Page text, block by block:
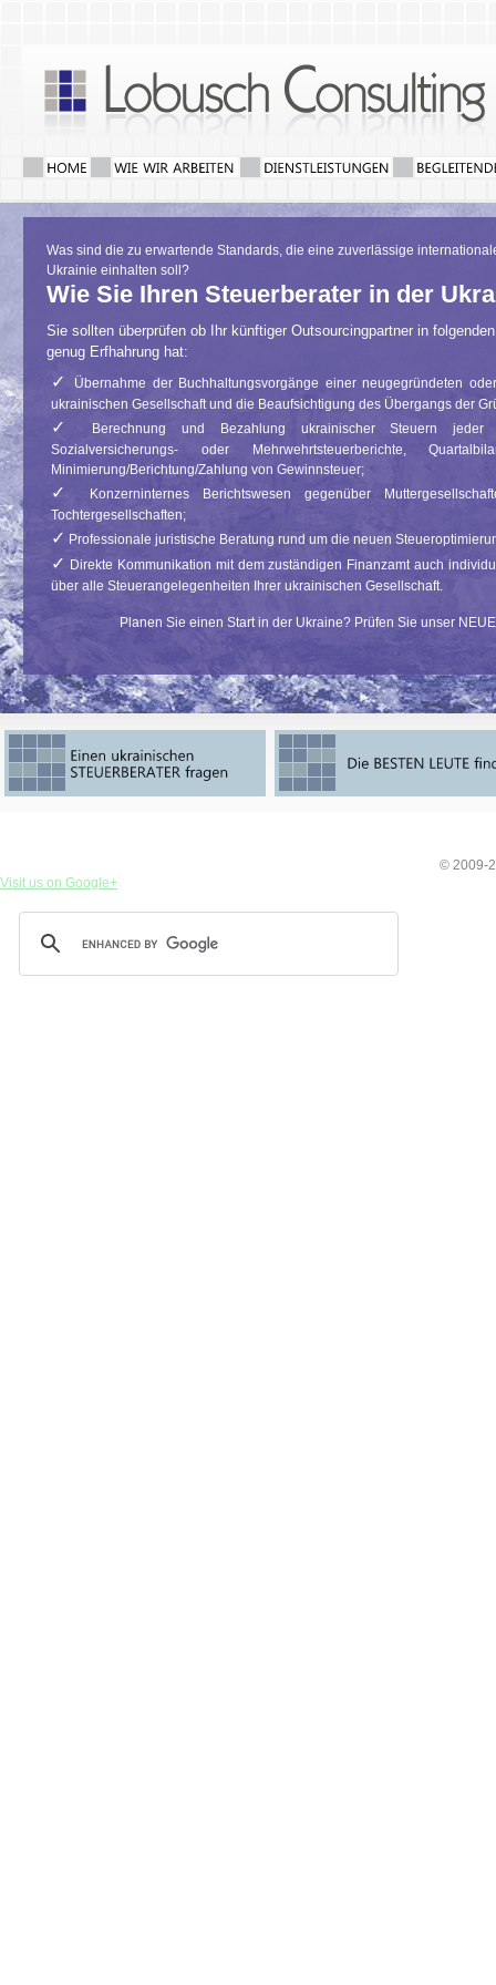
Was sind die zu erwartende Standards, die eine zuverlässige
Ukrainie einhalten soll?
Wie Sie Ihren Steuerberater in der
Sie sollten überprüfen ob Ihr künftiger Outsourcingpartner in
genug Erfhahrung hat:
✓
Übernahme der Buchhaltungsvorgänge einer neugegründeten
ukrainischen Gesellschaft und die Beaufsichtigung des Übergangs der
✓
Berechnung und Bezahlung ukrainischer Steuern jeder
Sozialversicherungs- oder Mehrwehrtsteuerberichte,
Minimierung/Berichtung/Zahlung von Gewinnsteuer;
✓
Konzerninternes Berichtswesen gegenüber
Tochtergesellschaften;
✓ Professionale juristische Beratung rund um die neuen
✓ Direkte Kommunikation mit dem zuständigen Finanzamt auch
über alle Steuerangelegenheiten Ihrer ukrainischen Gesellschaft.
Planen Sie einen Start in der Ukraine? Prüfen Sie unser
© 2009-
Visit us on Google+